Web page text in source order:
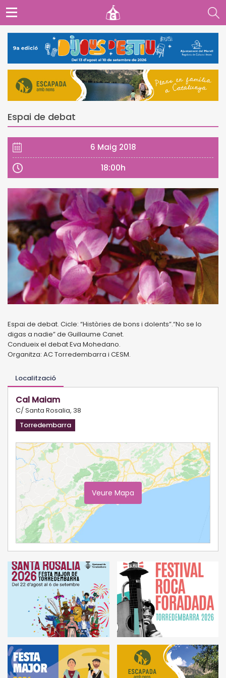
Espai de debat
6 Maig 2018
18:00h
Espai de debat. Cicle: “Històries de bons i dolents”.“No se lo
digas a nadie” de Guillaume Canet.
Condueix el debat Eva Mohedano.
Organitza: AC Torredembarra i CESM.
Localització
Cal Maiam
C/ Santa Rosalia, 38
Torredembarra
Veure Mapa